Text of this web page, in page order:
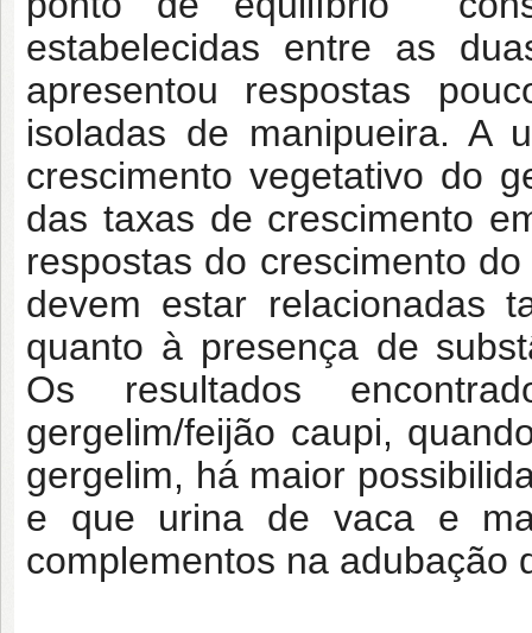
estabelecidas entre as
apresentou respostas
isoladas de manipueira. A
crescimento vegetativo do
das taxas de crescimento
respostas do crescimento
devem estar relacionadas
quanto à presença de
Os resultados
gergelim/feijão caupi,
gergelim, há maior
e que urina de vaca e
complementos na adubação